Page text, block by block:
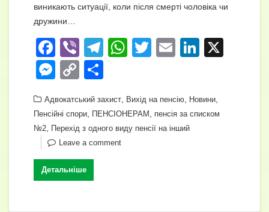
виникають ситуації, коли після смерті чоловіка чи
дружини…
F
a
c
e
b
o
o
k
Vi
b
er
T
gr
a
m
W
s
A
T
er
E
Li
e
M
ss
e
n
g
er
C
p
y
Li
n
k
ді
л
и
Адвокатський захист, Вихід на пенсію, Новини,
Пенсійні спори, ПЕНСІОНЕРАМ , пенсія за списком
№2, Перехід з одного виду пенсії на інший
Leave a comment
Детальніше